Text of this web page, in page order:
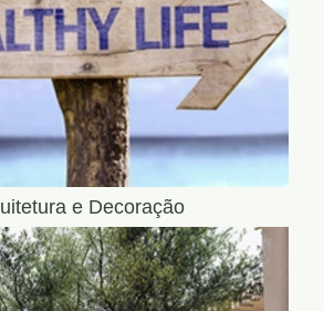
e Decoração